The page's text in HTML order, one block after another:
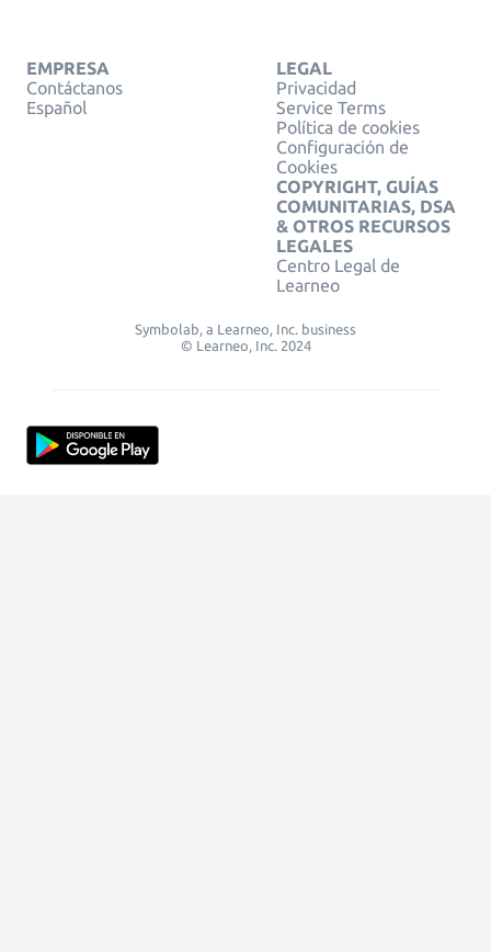
EMPRESA
Contáctanos
Español
LEGAL
Privacidad
Service Terms
Política de cookies
Configuración de
Cookies
COPYRIGHT, GUÍAS
COMUNITARIAS, DSA
& OTROS RECURSOS
LEGALES
Centro Legal de
Learneo
Symbolab, a Learneo, Inc. business
© Learneo, Inc. 2024